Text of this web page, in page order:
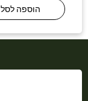
הוספה לסל